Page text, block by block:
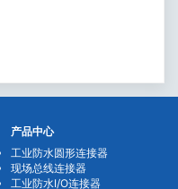
产品中心
工业防水圆形连接器
现场总线连接器
工业防水I/O连接器